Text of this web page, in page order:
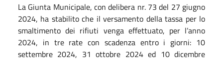
La Giunta Municipale, con delibera nr. 73 del 27 giugno
2024, ha stabilito che il versamento della tassa per lo
smaltimento dei rifiuti venga effettuato, per l’anno
2024, in tre rate con scadenza entro i giorni: 10
settembre 2024, 31 ottobre 2024 ed 10 dicembre